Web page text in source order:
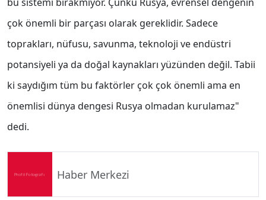
bu sistemi bırakmıyor. Çünkü Rusya, evrensel dengenin
çok önemli bir parçası olarak gereklidir. Sadece
toprakları, nüfusu, savunma, teknoloji ve endüstri
potansiyeli ya da doğal kaynakları yüzünden değil. Tabii
ki saydığım tüm bu faktörler çok çok önemli ama en
önemlisi dünya dengesi Rusya olmadan kurulamaz"
dedi.
Haber Merkezi